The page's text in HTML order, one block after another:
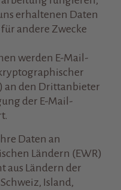
erhaltenen Daten
andere Zwecke
werden E-Mail-
an den Drittanbieter
der E-Mail-
Daten an
Ländern (EWR)
aus Ländern der
Island,